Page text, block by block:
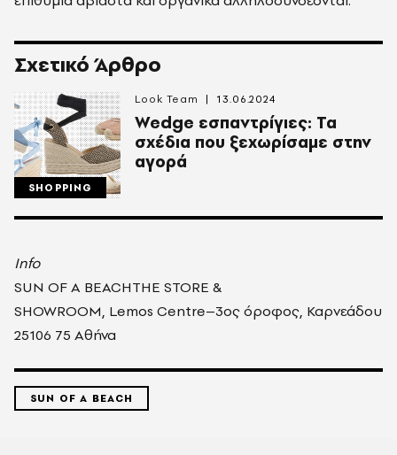
Σχετικό Άρθρο
SHOPPING
Wedge εσπαντρίγιες: Τα
σχέδια που ξεχωρίσαμε στην
αγορά
Look Team 13.06.2024
Info
SUN OF A BEACHTHE STORE &
SHOWROOM, Lemos Centre–3οςόροφος, Καρνεάδου
25106 75 Αθήνα
SUN OF A BEACH